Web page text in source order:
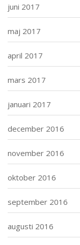
juni 2017
maj 2017
april 2017
mars 2017
januari 2017
december 2016
november 2016
oktober 2016
september 2016
augusti 2016